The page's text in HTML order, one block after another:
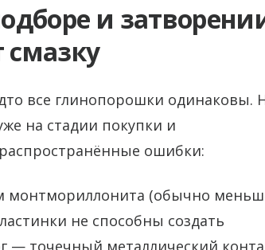
и
смазку
все глинопорошки одинаковы.
на стадии покупки и
ошибки:
монтмориллонита (обычно
не способны создать
точечный металлический